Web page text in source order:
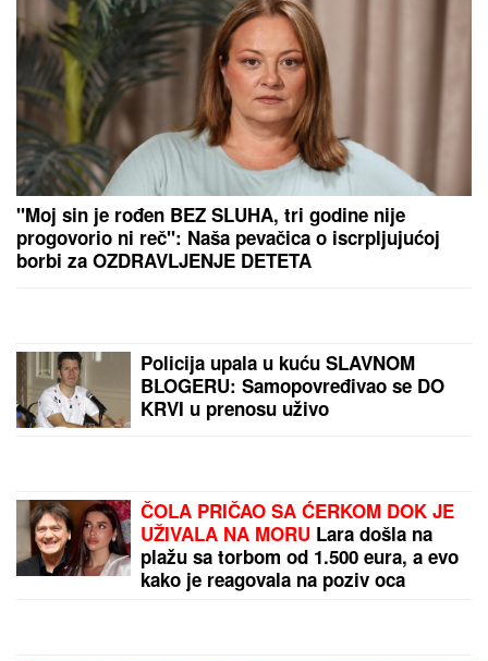
PRETUKAO MAJKU NA SMRT, PA POKUŠAO
SAMOUBISTVO:Prvi snimci sa mesta zločina na
ECBupozorava: Vlade evrozone više nemaju
prostor za izdašnu državanu pomoć